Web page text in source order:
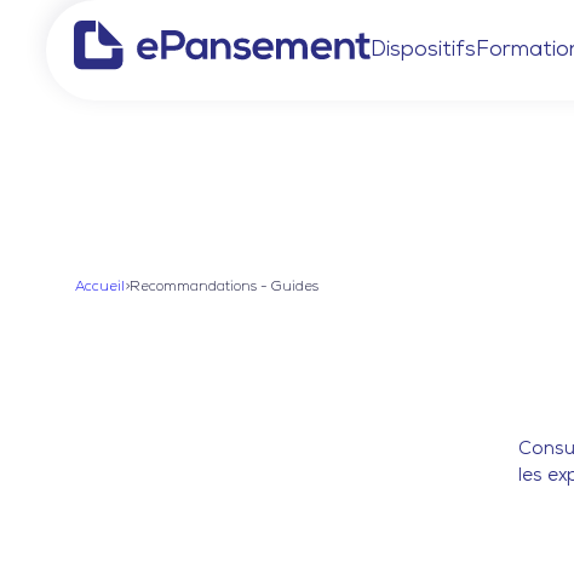
Dispositifs
Accueil >Recommandations - Guides
les